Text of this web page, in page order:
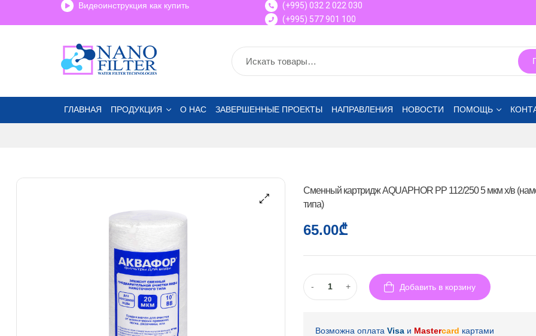
Видеоинструкция как купить
(+995) 032 2 022 030
(+995) 577 901 100
ГЛАВНАЯ ПРОДУКЦИЯ О НАС ЗАВЕРШЕННЫЕ ПРОЕКТЫ НАПРАВЛЕНИЯ НОВОСТИ ПОМОЩЬ
Сменный картридж AQUAPHOR PP 112/250 5 мкм х/в
типа)
65.00₾
- + Добавить в корзину
Возможна оплата Visa и Mastercard картами